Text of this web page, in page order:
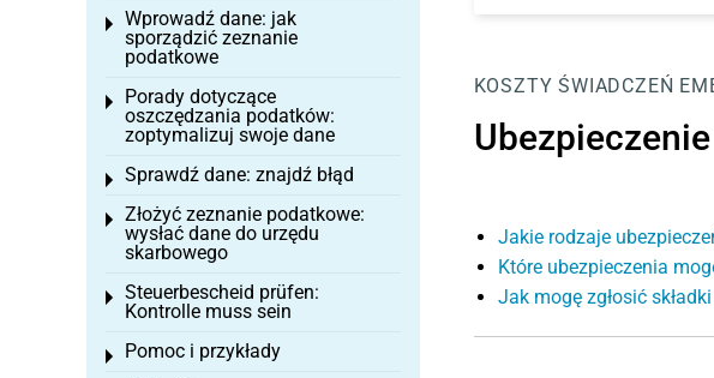
KOSZTY ŚWIADCZEŃ
Jakie rodzaje
Które ubezpieczenia
Jak mogę zgłosić
Wprowadź dane: jak
sporządzić zeznanie
podatkowe
Toggle menu
Porady dotyczące
oszczędzania podatków:
zoptymalizuj swoje dane
Toggle menu
Sprawdź dane: znajdź błąd
Toggle menu
Złożyć zeznanie podatkowe:
wysłać dane do urzędu
skarbowego
Toggle menu
Steuerbescheid prüfen:
Kontrolle muss sein
Toggle menu
Pomoc i przykłady
Toggle menu